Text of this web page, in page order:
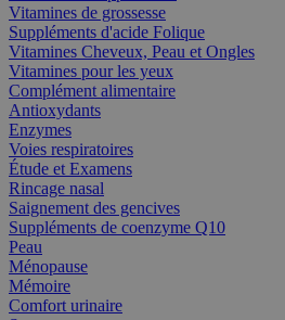
Vitamines de grossesse
Suppléments d'acide Folique
Vitamines Cheveux, Peau et Ongles
Vitamines pour les yeux
Complément alimentaire
Antioxydants
Enzymes
Voies respiratoires
Étude et Examens
Rincage nasal
Saignement des gencives
Suppléments de coenzyme Q10
Peau
Ménopause
Mémoire
Comfort urinaire